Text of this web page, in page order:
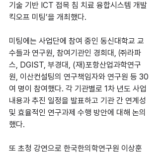
기술 기반 ICT 접목 침 치료 융합시스템 개발
킥오프 미팅’을 개최했다.
미팅에는 사업단에 참여 중인 동신대학교 교
수들과 연구원, 참여기관인 경희대, ㈜라파
스, DGIST, 부경대, (재)포항산업과학연구
원, 이산컨설팅의 연구책임자와 연구원 등 30
여 명이 참여했다. 각 기관별로 1차 년도 사업
내용과 추진 일정을 발표하고 기관 간 연계성
및 효율적인 연구과제 수행 방안에 대해 논의
했다.
또 초청 강연으로 한국한의학연구원 이상훈